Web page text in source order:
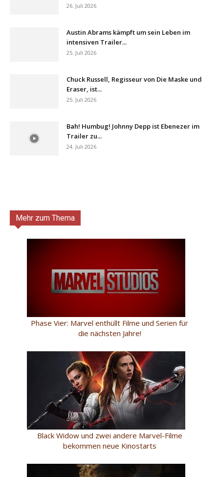
26. Juli 2026
Austin Abrams kämpft um sein Leben im
intensiven Trailer...
25. Juli 2026
Chuck Russell, Regisseur von Die Maske und
Eraser, ist...
25. Juli 2026
Bah! Humbug! Johnny Depp ist Ebenezer im
Trailer zu...
24. Juli 2026
Mehr zum Thema
Phase Vier: Marvel enthüllt Filme und Serien für
die nächsten Jahre!
Black Widow und zwei andere Marvel-Filme
bekommen neue Kinostarts